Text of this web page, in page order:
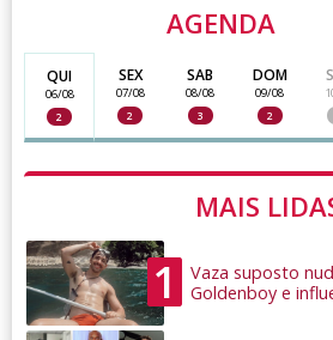
AGENDA
QUI
06/08
2
SEX
07/08
2
SAB
08/08
3
DOM
09/08
2
MAIS
1
Vaza suposto
Goldenboy e